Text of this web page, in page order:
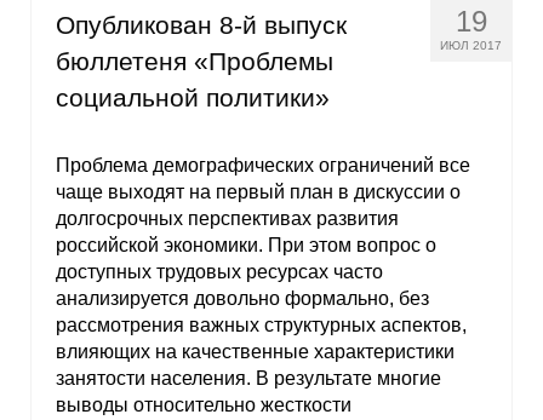
Аспирантура
Об аспирантуре
Поступление
Обучение
Нормативные документы
Диссертационный совет
19
ИЮЛ 2017
Опубликован 8-й выпуск
бюллетеня «Проблемы
социальной политики»
Проблема демографических ограничений все
чаще выходят на первый план в дискуссии о
долгосрочных перспективах развития
российской экономики. При этом вопрос о
доступных трудовых ресурсах часто
анализируется довольно формально, без
рассмотрения важных структурных аспектов,
влияющих на качественные характеристики
занятости населения. В результате многие
выводы относительно жесткости